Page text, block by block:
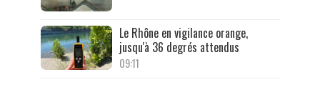
Le Rhône en vigilance orange,
jusqu'à 36 degrés attendus
09:11